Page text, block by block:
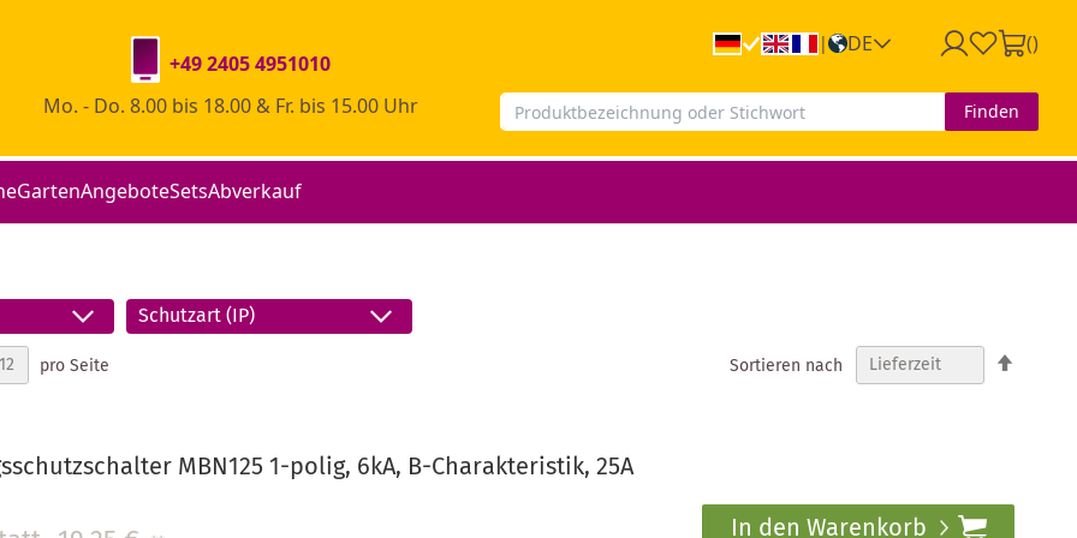
| DE ()
+49 2405 4951010
Mo. - Do. 8.00 bis 18.00 & Fr. bis 15.00 Uhr
Finden
GartenAngeboteSetsAbverkauf
Schutzart (IP)
pro Seite Sortieren nach
MBN125 1-polig, 6kA, B-Charakteristik, 25A
In den Warenkorb